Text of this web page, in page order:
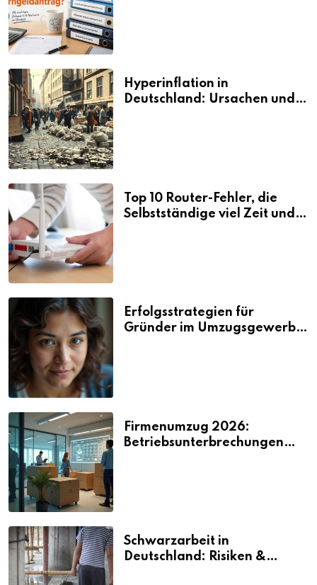
Hyperinflation in
Deutschland: Ursachen und
Top 10 Router-Fehler, die
Selbstständige viel Zeit und
Erfolgsstrategien für
Gründer im Umzugsgewerbe
Firmenumzug 2026:
Betriebsunterbrechungen
Schwarzarbeit in
Deutschland: Risiken &